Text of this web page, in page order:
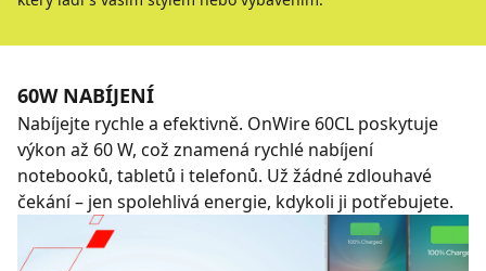
60W NABÍJENÍ
Nabíjejte rychle a efektivně. OnWire 60CL poskytuje
výkon až 60 W, což znamená rychlé nabíjení
notebooků, tabletů i telefonů. Už žádné zdlouhavé
čekání – jen spolehlivá energie, kdykoli ji potřebujete.